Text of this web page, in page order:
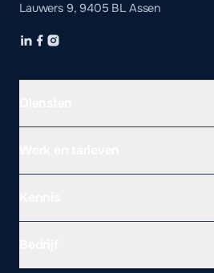
Lauwers 9, 9405 BL Assen